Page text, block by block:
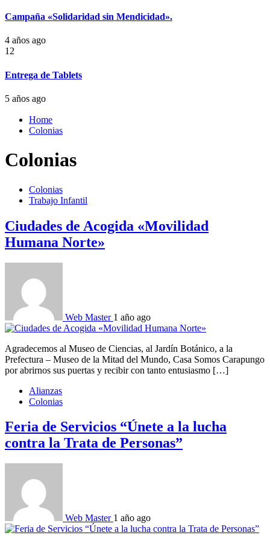
Campaña «Solidaridad sin Mendicidad».
4 años ago
12
Entrega de Tablets
5 años ago
Home
Colonias
Colonias
Colonias
Trabajo Infantil
Ciudades de Acogida «Movilidad
Humana Norte»
Web Master 1 año ago
Agradecemos al Museo de Ciencias, al Jardín Botánico, a la
Prefectura – Museo de la Mitad del Mundo, Casa Somos Carapungo
por abrirnos sus puertas y recibir con tanto entusiasmo […]
Alianzas
Colonias
Feria de Servicios “Únete a la lucha
contra la Trata de Personas”
Web Master 1 año ago